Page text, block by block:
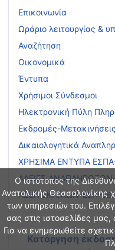
Ο ιστότοπος της
Ανατολικής Θεσσαλονίκης
των υπηρεσιών του.
σας στις ιστοσελίδες
Για να ενημερωθείτε
Επικοινωνία
Ωράριο λειτουργίας &
Αναζήτηση
Οικονομικά
Έντυπα
Χρήσιμοι Σύνδεσμοι
Ηλεκτρονική Πύλη
Εκδρομές-Μετακινήσεις
Δικαιολογητικά
ΧΡΗΣΙΜΑ ΕΝΤΥΠΑ
ΑΔΕΙΕΣ
ΑΣΕΠ ΕΚΠ/ΚΩΝ-ΕΕΠ-
Κατάργηση